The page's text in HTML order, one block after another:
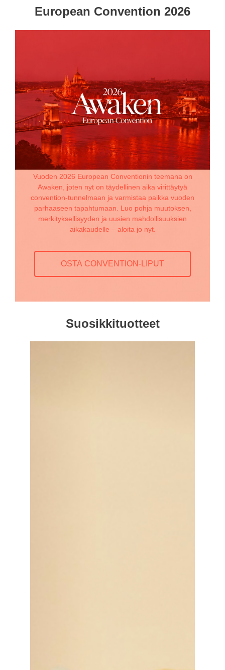
European Convention 2026
Vuoden 2026 European Conventionin teemana on
Awaken, joten nyt on täydellinen aika virittäytyä
convention-tunnelmaan ja varmistaa paikka vuoden
parhaaseen tapahtumaan. Luo pohja muutoksen,
merkityksellisyyden ja uusien mahdollisuuksien
aikakaudelle – aloita jo nyt.
OSTA CONVENTION-LIPUT
Suosikkituotteet